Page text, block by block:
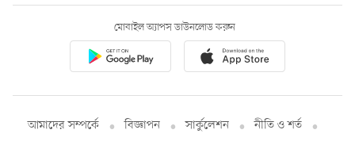
মোবাইল অ্যাপস ডাউনলোড করুন
আমাদের সম্পর্কে বিজ্ঞাপন সার্কুলেশন
নীতি ও শর্ত